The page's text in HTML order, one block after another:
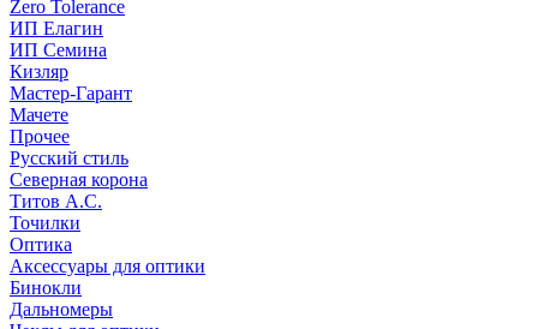
Zero Tolerance
ИП Елагин
ИП Семина
Кизляр
Мастер-Гарант
Мачете
Прочее
Русский стиль
Северная корона
Титов А.С.
Точилки
Оптика
Аксессуары для оптики
Бинокли
Дальномеры